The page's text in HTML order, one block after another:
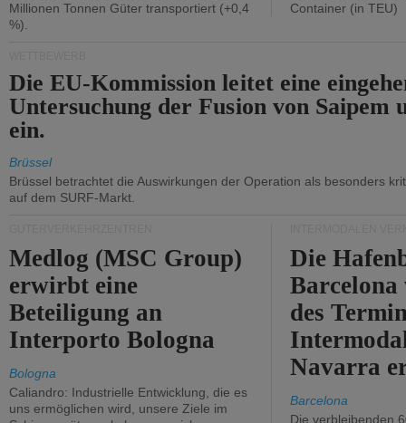
Millionen Tonnen Güter transportiert (+0,4
%).
Container (in TEU)
Die EU-Kommission leitet eine
Untersuchung der Fusion von Saipem
ein.
Brüssel
Brüssel betrachtet die Auswirkungen der Operation als besonders
auf dem SURF-Markt.
Medlog (MSC Group)
erwirbt eine
Beteiligung an
Interporto Bologna
Bologna
Caliandro: Industrielle Entwicklung, die es
uns ermöglichen wird, unsere Ziele im
Die
des
Navarra
Barcelona
Die verbleibenden